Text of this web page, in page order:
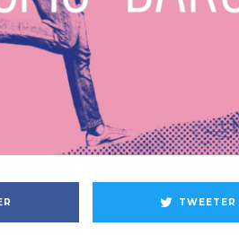
TWEETER